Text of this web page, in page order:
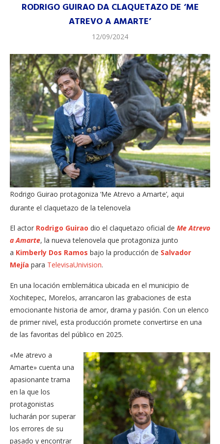
RODRIGO GUIRAO DA CLAQUETAZO DE ‘ME
ATREVO A AMARTE’
12/09/2024
Rodrigo Guirao protagoniza ‘Me Atrevo a Amarte’, aqui
durante el claquetazo de la telenovela
El actor Rodrigo Guirao dio el claquetazo oficial de Me Atrevo
a Amarte, la nueva telenovela que protagoniza junto
a Kimberly Dos Ramos bajo la producción de Salvador
Mejía para TelevisaUnivision.
En una locación emblemática ubicada en el municipio de
Xochitepec, Morelos, arrancaron las grabaciones de esta
emocionante historia de amor, drama y pasión. Con un elenco
de primer nivel, esta producción promete convertirse en una
de las favoritas del público en 2025.
«Me atrevo a
Amarte» cuenta una
apasionante trama
en la que los
protagonistas
lucharán por superar
los errores de su
pasado y encontrar